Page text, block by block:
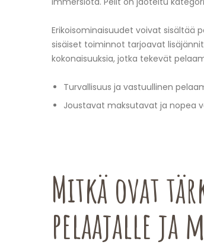
Erikoisominaisuudet voivat sisältää
sisäiset toiminnot tarjoavat
kokonaisuuksia, jotka tekevät
Turvallisuus ja vastuullinen
Joustavat maksutavat ja nopea
Mitkä ovat
pelaajalle ja